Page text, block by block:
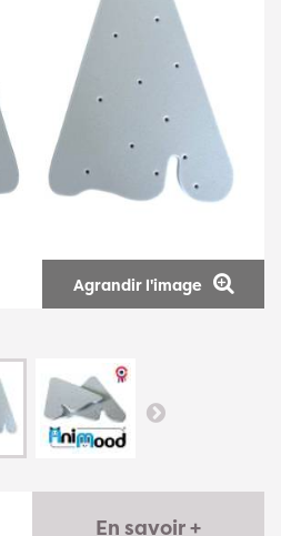
Agrandir l'image
En savoir +